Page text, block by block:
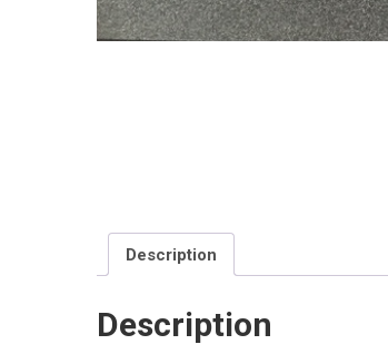
Description
Description